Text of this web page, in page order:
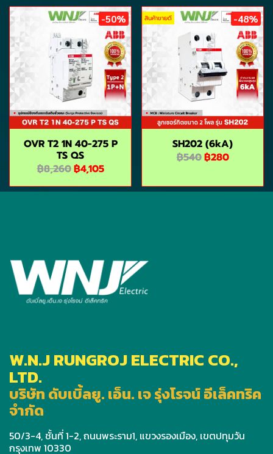
-50%
OVR T2 1N 40-275 P
TS QS
฿8,260฿4,105
สินค้าขายดี -48%
SH202 (6kA)
฿540฿280
W.N.J RUNGROJ ELECTRIC CO.,
LTD.
บริษัท ดับเบิ้ลยู. เอ็น. เจ รุ่งโรจน์ อีเล็คทริค
จำกัด
50/3-4, ชั้นที่ 1-2, ถนนพระราม1, แขวงรองเมือง, เขตปทุมวัน
กรุงเทพ 10330